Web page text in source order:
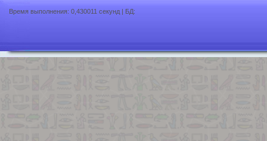
Время выполнения: 0,430011 секунд | БД: